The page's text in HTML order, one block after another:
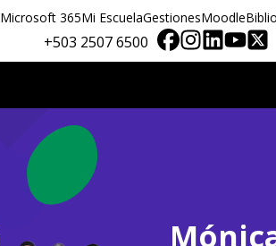
Microsoft 365Mi EscuelaGestionesMoodle
+503 2507 6500